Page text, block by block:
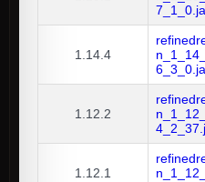
1.14.4
1.12.2
1.12.1